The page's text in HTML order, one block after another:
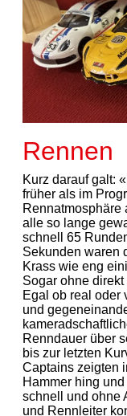
Rennen
Kurz darauf galt:
früher als im
Rennatmosphäre
alle so lange
schnell 65
Sekunden waren
Krass wie eng
Sogar ohne
Egal ob real oder
und
Renndauer über
bis zur letzten
Captains zeigten
Hammer hing
schnell und ohne
und Rennleiter